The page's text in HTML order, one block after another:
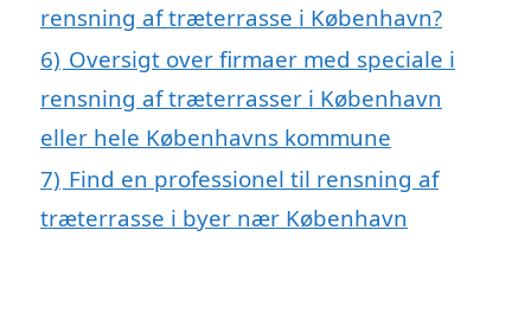
rensning af træterrasse i København?
6) Oversigt over firmaer med speciale i
rensning af træterrasser i København
eller hele Københavns kommune
7) Find en professionel til rensning af
træterrasse i byer nær København